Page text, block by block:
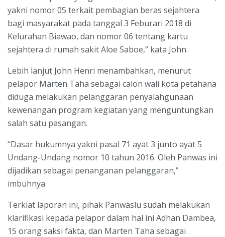
yakni nomor 05 terkait pembagian beras sejahtera
bagi masyarakat pada tanggal 3 Feburari 2018 di
Kelurahan Biawao, dan nomor 06 tentang kartu
sejahtera di rumah sakit Aloe Saboe,” kata John.
Lebih lanjut John Henri menambahkan, menurut
pelapor Marten Taha sebagai calon wali kota petahana
diduga melakukan pelanggaran penyalahgunaan
kewenangan program kegiatan yang menguntungkan
salah satu pasangan.
“Dasar hukumnya yakni pasal 71 ayat 3 junto ayat 5
Undang-Undang nomor 10 tahun 2016. Oleh Panwas ini
dijadikan sebagai penanganan pelanggaran,”
imbuhnya.
Terkiat laporan ini, pihak Panwaslu sudah melakukan
klarifikasi kepada pelapor dalam hal ini Adhan Dambea,
15 orang saksi fakta, dan Marten Taha sebagai